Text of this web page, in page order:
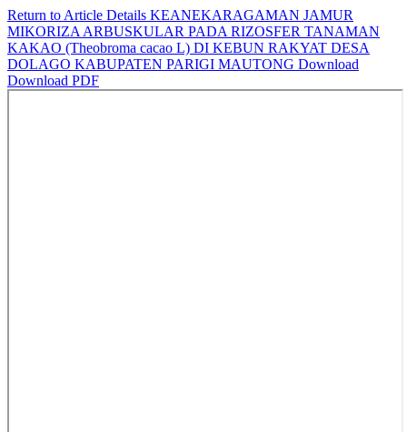
Return to Article Details KEANEKARAGAMAN JAMUR
MIKORIZA ARBUSKULAR PADA RIZOSFER TANAMAN
KAKAO (Theobroma cacao L) DI KEBUN RAKYAT DESA
DOLAGO KABUPATEN PARIGI MAUTONG Download
Download PDF